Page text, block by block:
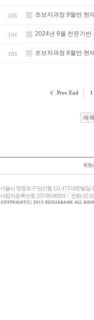
105 초보자과정 9월반 현
104 2024년 9월 전문가
103 초보자과정 8월반 현
Prev End 1
서울시 영등포구 당산동 121-173 대한빌
사업자등록번호: 237-93-00924 / 전화: 02-